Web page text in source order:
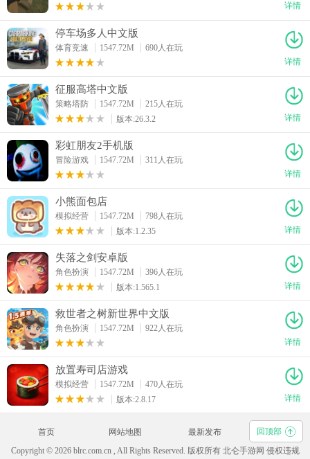
详情
停车场多人中文版
体育竞速 1547.72M
690人在玩
详情
征服高塔中文版
策略塔防 1547.72M
215人在玩
版本:26.3.2
详情
彩虹朋友2手机版
冒险游戏 1547.72M
311人在玩
详情
小熊面包店
模拟经营 1547.72M
798人在玩
版本:1.2.35
详情
失落之剑安卓版
角色扮演 1547.72M
396人在玩
版本:1.565.1
详情
救世者之树新世界中文版
角色扮演 1547.72M
922人在玩
详情
放置寿司店游戏
模拟经营 1547.72M
470人在玩
版本:2.8.17
详情
首页 网站地图 最新发布
回顶部
Copyright © 2026 blrc.com.cn , All Rights Reserved. 版权所有 北仑手游网 侵权违规